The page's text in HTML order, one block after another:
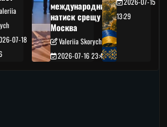
07-18
международния
натиск срещу
Москва
Valeriia Skorych
2026-07-16 23:49
13:29